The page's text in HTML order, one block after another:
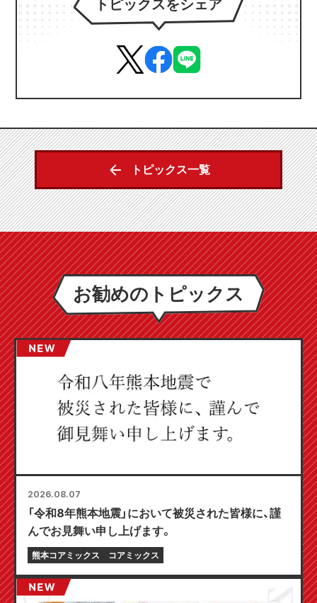
トピックスをシェア
トピックス一覧
お勧めのトピックス
2026.08.07
「令和8年熊本地震」において被災された皆様に、謹
んでお見舞い申し上げます。
熊本コアミックス コアミックス